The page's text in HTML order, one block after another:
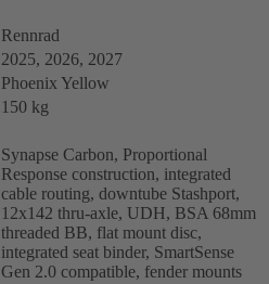
Rennrad
2025, 2026, 2027
Phoenix Yellow
150 kg
Synapse Carbon, Proportional
Response construction, integrated
cable routing, downtube Stashport,
12x142 thru-axle, UDH, BSA 68mm
threaded BB, flat mount disc,
integrated seat binder, SmartSense
Gen 2.0 compatible, fender mounts